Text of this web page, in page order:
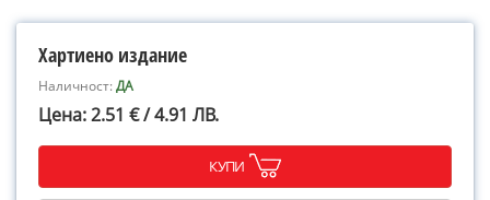
Хартиено издание
Наличност:ДА
Цена: 2.51 € / 4.91 ЛВ.
КУПИ